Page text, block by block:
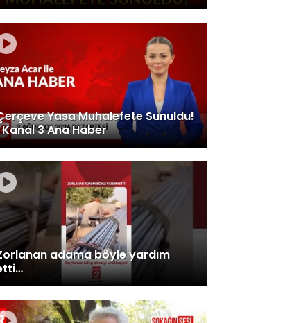
Yasa Muhalefete Sunuldu!
3 Ana Haber
adama böyle yardım